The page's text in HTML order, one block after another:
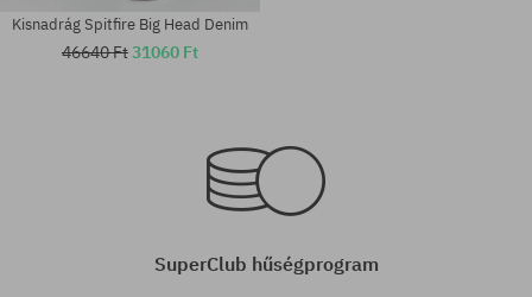
M
Kisnadrág Spitfire Big Head Denim
46640 Ft31060 Ft
SuperClub hűségprogram